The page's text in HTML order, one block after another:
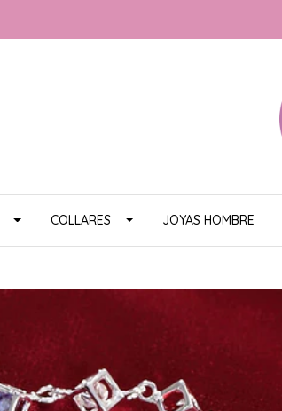
COLLARES JOYAS HOMBRE